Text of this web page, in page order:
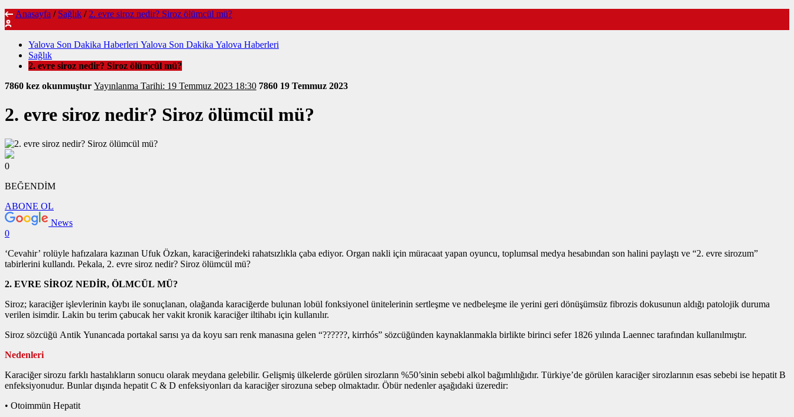
Anasayfa / Sağlık / 2. evre siroz nedir? Siroz ölümcül mü?
Yalova Son Dakika Haberleri Yalova Son Dakika Yalova Haberleri
Sağlık
2. evre siroz nedir? Siroz ölümcül mü?
7860 kez okunmuştur
Yayınlanma Tarihi: 19 Temmuz 2023 18:30 7860 19 Temmuz 2023
2. evre siroz nedir? Siroz ölümcül mü?
0
BEĞENDİM
ABONE OL
News
0
‘Cevahir’ rolüyle hafızalara kazınan Ufuk Özkan, karaciğerindeki rahatsızlıkla çaba ediyor. Organ nakli için müracaat yapan oyuncu, toplumsal medya hesabından son halini paylaştı ve “2. evre sirozum”
tabirlerini kullandı. Pekala, 2. evre siroz nedir? Siroz ölümcül mü?
2. EVRE SİROZ NEDİR, ÖLMCÜL MÜ?
Siroz; karaciğer işlevlerinin kaybı ile sonuçlanan, olağanda karaciğerde bulunan lobül fonksiyonel ünitelerinin sertleşme ve nedbeleşme ile yerini geri dönüşümsüz fibrozis dokusunun aldığı patolojik duruma
verilen isimdir. Lakin bu terim çabucak her vakit kronik karaciğer iltihabı için kullanılır.
Siroz sözcüğü Antik Yunancada portakal sarısı ya da koyu sarı renk manasına gelen “??????, kirrhós” sözcüğünden kaynaklanmakla birlikte birinci sefer 1826 yılında Laennec tarafından kullanılmıştır.
Nedenleri
Karaciğer sirozu farklı hastalıkların sonucu olarak meydana gelebilir. Gelişmiş ülkelerde görülen sirozların %50’sinin sebebi alkol bağımlılığıdır. Türkiye’de görülen karaciğer sirozlarının esas sebebi ise hepatit B
enfeksiyonudur. Bunlar dışında hepatit C & D enfeksiyonları da karaciğer sirozuna sebep olmaktadır. Öbür nedenler aşağıdaki üzeredir:
• Otoimmün Hepatit